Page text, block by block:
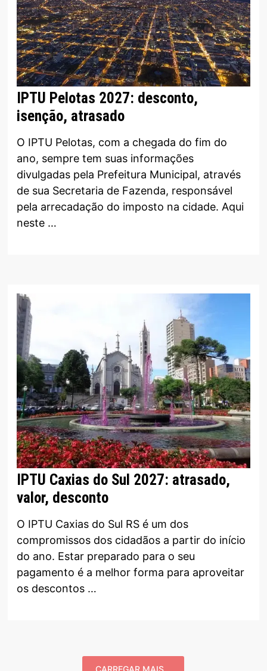
IPTU Pelotas 2027: desconto,
isenção, atrasado
O IPTU Pelotas, com a chegada do fim do
ano, sempre tem suas informações
divulgadas pela Prefeitura Municipal, através
de sua Secretaria de Fazenda, responsável
pela arrecadação do imposto na cidade. Aqui
neste …
IPTU Caxias do Sul 2027: atrasado,
valor, desconto
O IPTU Caxias do Sul RS é um dos
compromissos dos cidadãos a partir do início
do ano. Estar preparado para o seu
pagamento é a melhor forma para aproveitar
os descontos …